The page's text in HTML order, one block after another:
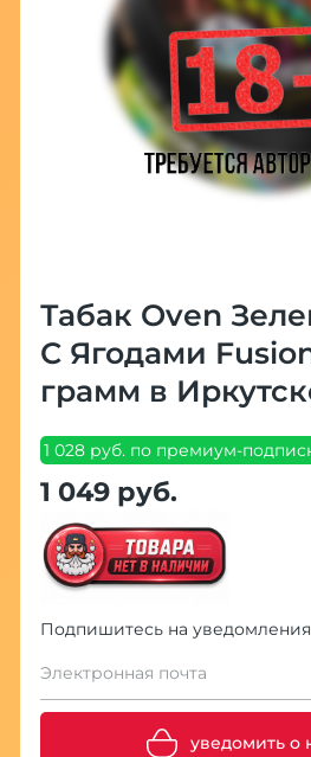
Табак Oven
С Ягодами
грамм в
1 028 руб. по премиум-
1 049 руб.
Подпишитесь на
Электронная почта
уведомить о